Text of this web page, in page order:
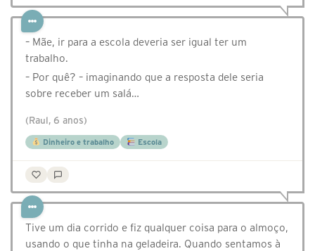
– Mãe, ir para a escola deveria ser igual ter um
trabalho.
– Por quê? – imaginando que a resposta dele seria
sobre receber um salá…
(Raul, 6 anos)
Dinheiro e trabalho Escola
Tive um dia corrido e fiz qualquer coisa para o almoço,
usando o que tinha na geladeira. Quando sentamos à